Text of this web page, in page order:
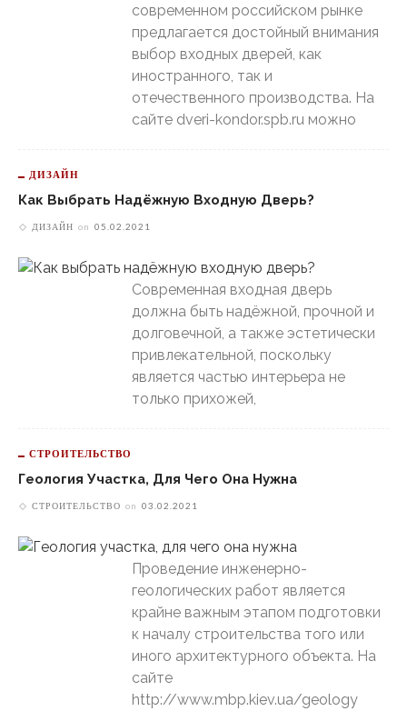
современном российском рынке
предлагается достойный внимания
выбор входных дверей, как
иностранного, так и
отечественного производства. На
сайте dveri-kondor.spb.ru можно
ДИЗАЙН
Как Выбрать Надёжную Входную Дверь?
ДИЗАЙН on 05.02.2021
Современная входная дверь
должна быть надёжной, прочной и
долговечной, а также эстетически
привлекательной, поскольку
является частью интерьера не
только прихожей,
СТРОИТЕЛЬСТВО
Геология Участка, Для Чего Она Нужна
СТРОИТЕЛЬСТВО on 03.02.2021
Проведение инженерно-
геологических работ является
крайне важным этапом подготовки
к началу строительства того или
иного архитектурного объекта. На
сайте
http://www.mbp.kiev.ua/geology